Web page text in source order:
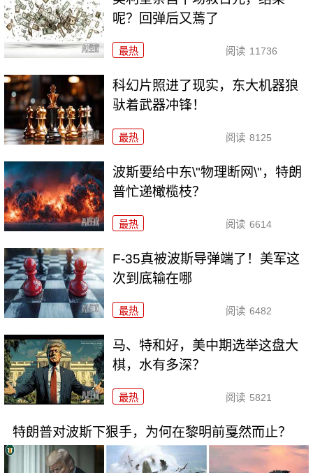
呢？回弹后又蔫了
最热 阅读 11736
科幻片照进了现实，东大机器狼
驮着武器冲锋！
最热 阅读 8125
波斯要给中东\"物理断网\"，特朗
普忙递橄榄枝？
最热 阅读 6614
F-35真被波斯导弹端了！美军这
次到底输在哪
最热 阅读 6482
马、特和好，美中期选举这盘大
棋，水有多深？
最热 阅读 5821
特朗普对波斯下狠手，为何在黎明前戛然而止？